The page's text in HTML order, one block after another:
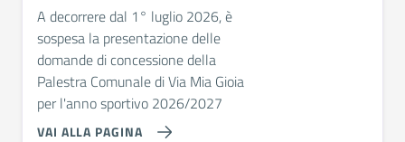
A decorrere dal 1° luglio 2026, è
sospesa la presentazione delle
domande di concessione della
Palestra Comunale di Via Mia Gioia
per l'anno sportivo 2026/2027
VAI ALLA PAGINA